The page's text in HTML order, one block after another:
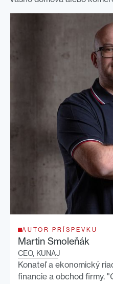
AUTOR PRÍSPEVKU
Martin Smoleňák
CEO, KUNAJ
Konateľ a ekonomický
financie a obchod firmy.